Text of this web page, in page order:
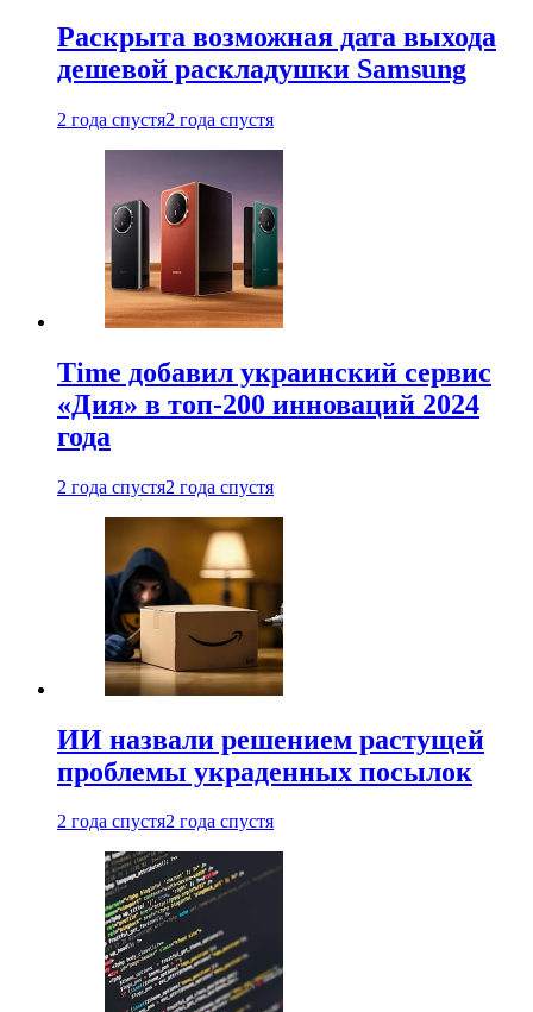
Раскрыта возможная дата выхода
дешевой раскладушки Samsung
2 года спустя2 года спустя
Time добавил украинский сервис
«Дия» в топ-200 инноваций 2024
года
2 года спустя2 года спустя
ИИ назвали решением растущей
проблемы украденных посылок
2 года спустя2 года спустя